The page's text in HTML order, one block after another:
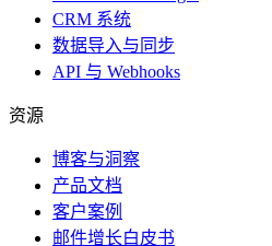
CRM 系统
数据导入与同步
API 与 Webhooks
资源
博客与洞察
产品文档
客户案例
邮件增长白皮书